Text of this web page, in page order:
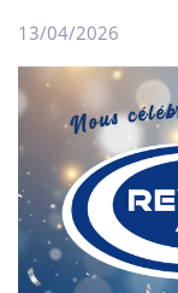
13/04/2026